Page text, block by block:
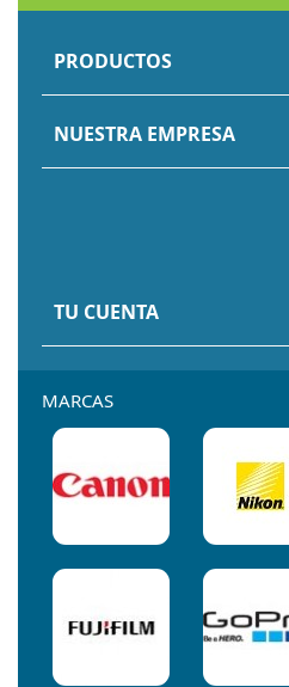
PRODUCTOS
NUESTRA EMPRESA
TU CUENTA
MARCAS